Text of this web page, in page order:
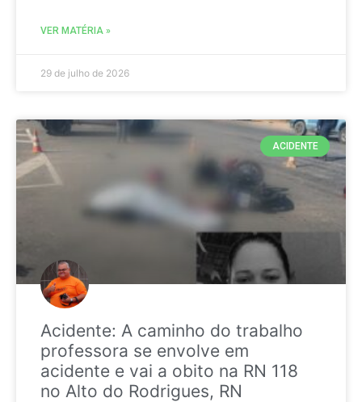
VER MATÉRIA »
29 de julho de 2026
ACIDENTE
Acidente: A caminho do trabalho
professora se envolve em
acidente e vai a obito na RN 118
no Alto do Rodrigues, RN